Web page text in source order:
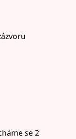
se 2